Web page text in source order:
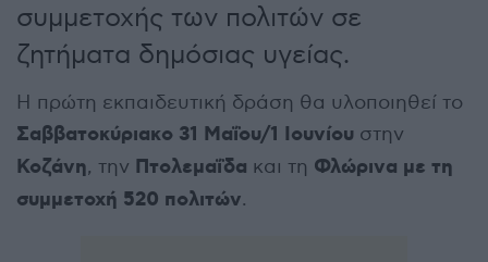
συμμετοχής των πολιτών σε
ζητήματα δημόσιας υγείας.
Η πρώτη εκπαιδευτική δράση θα υλοποιηθεί το
Σαββατοκύριακο 31 Μαΐου/1 Ιουνίου στην
Κοζάνη, την Πτολεμαΐδα και τη Φλώρινα με τη
συμμετοχή 520 πολιτών.